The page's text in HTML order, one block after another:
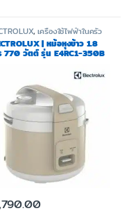
,เครื่องใช้ไฟฟ้าในครัว
| หม้อหุงข้าว 1.8
770 วัตต์ รุ่น E4RC1-350B